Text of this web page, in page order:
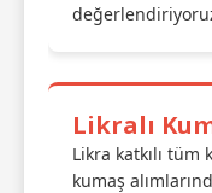
Likralı
Likra katkılı tüm
kumaş